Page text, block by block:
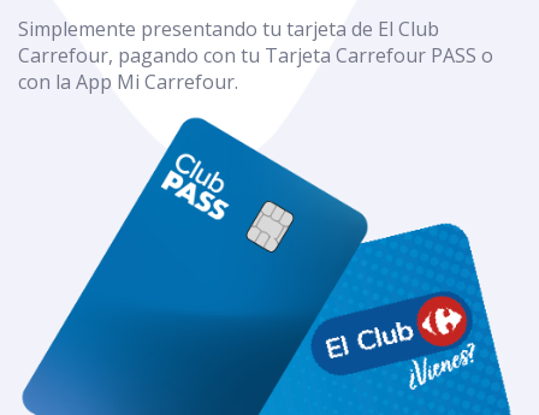
Simplemente presentando tu tarjeta de El Club
Carrefour, pagando con tu Tarjeta Carrefour PASS o
con la App Mi Carrefour.